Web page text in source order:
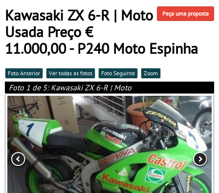
Peça uma proposta
Kawasaki ZX 6-R | Moto
Usada Preço €
11.000,00 - P240 Moto Espinha
Foto Anterior Ver todas as fotos Foto Seguinte Zoom
Foto 1 de 5: Kawasaki ZX 6-R | Moto